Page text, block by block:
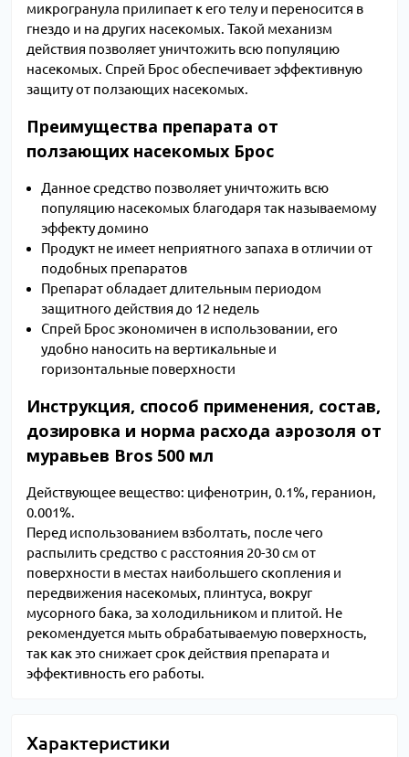
микрогранула прилипает к его телу и переносится в
гнездо и на других насекомых. Такой механизм
действия позволяет уничтожить всю популяцию
насекомых. Спрей Брос обеспечивает эффективную
защиту от ползающих насекомых.
Преимущества препарата от
ползающих насекомых Брос
Данное средство позволяет уничтожить всю
популяцию насекомых благодаря так называемому
эффекту домино
Продукт не имеет неприятного запаха в отличии от
подобных препаратов
Препарат обладает длительным периодом
защитного действия до 12 недель
Спрей Брос экономичен в использовании, его
удобно наносить на вертикальные и
горизонтальные поверхности
Инструкция, способ применения, состав,
дозировка и норма расхода аэрозоля от
муравьев Bros 500 мл
Действующее вещество: цифенотрин, 0.1%, геранион,
0.001%.
Перед использованием взболтать, после чего
распылить средство с расстояния 20-30 см от
поверхности в местах наибольшего скопления и
передвижения насекомых, плинтуса, вокруг
мусорного бака, за холодильником и плитой. Не
рекомендуется мыть обрабатываемую поверхность,
так как это снижает срок действия препарата и
эффективность его работы.
Характеристики